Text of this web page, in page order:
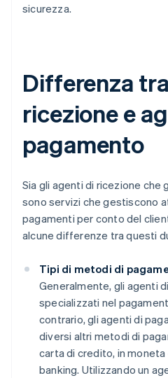
sicurezza.
Differenza
ricezione e
pagamento
Sia gli agenti di ricezione che
sono servizi che gestiscono
pagamenti per conto del
alcune differenze tra questi
Tipi di metodi di
Generalmente, gli agenti
specializzati nel
contrario, gli agenti di
diversi altri metodi di
carta di credito, in
banking. Utilizzando un